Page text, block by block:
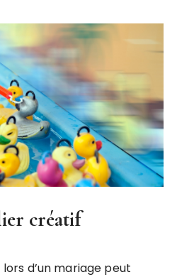
créatif
d’un mariage peut